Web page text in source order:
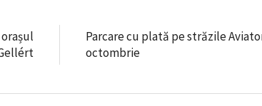
Parcare cu plată pe străzile
octombrie